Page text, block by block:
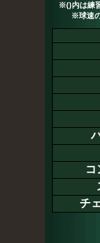
※()内は練
※球速
コ
チ